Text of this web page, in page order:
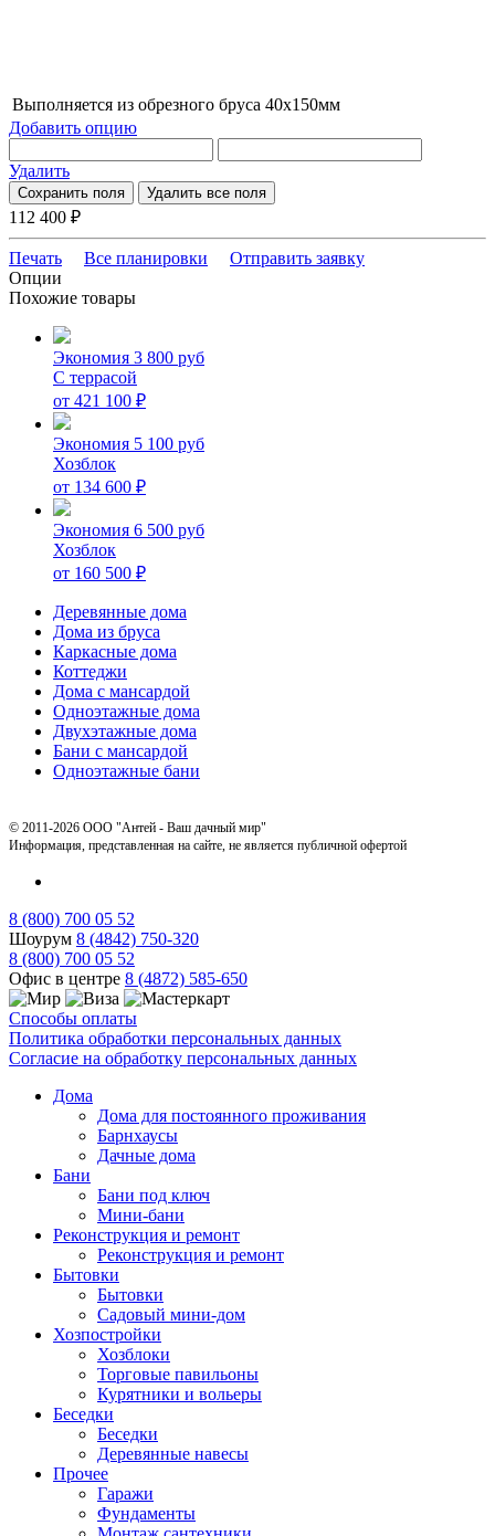
Выполняется из обрезного бруса 40х150мм
Добавить опцию
Удалить
Сохранить поля Удалить все поля
112 400 ₽
Печать Все планировки
Отправить заявку
Опции
Похожие товары
Экономия 3 800 руб
С террасой
от 421 100 ₽
Экономия 5 100 руб
Хозблок
от 134 600 ₽
Экономия 6 500 руб
Хозблок
от 160 500 ₽
Деревянные дома
Дома из бруса
Каркасные дома
Коттеджи
Дома с мансардой
Одноэтажные дома
Двухэтажные дома
Бани с мансардой
Одноэтажные бани
© 2011-2026 ООО "Антей - Ваш дачный мир"
Информация, представленная на сайте, не является публичной офертой
8 (800) 700 05 52
Шоурум 8 (4842) 750-320
8 (800) 700 05 52
Офис в центре 8 (4872) 585-650
Способы оплаты
Политика обработки персональных данных
Согласие на обработку персональных данных
Дома
Дома для постоянного проживания
Барнхаусы
Дачные дома
Бани
Бани под ключ
Мини-бани
Реконструкция и ремонт
Реконструкция и ремонт
Бытовки
Бытовки
Садовый мини-дом
Хозпостройки
Хозблоки
Торговые павильоны
Курятники и вольеры
Беседки
Беседки
Деревянные навесы
Прочее
Гаражи
Фундаменты